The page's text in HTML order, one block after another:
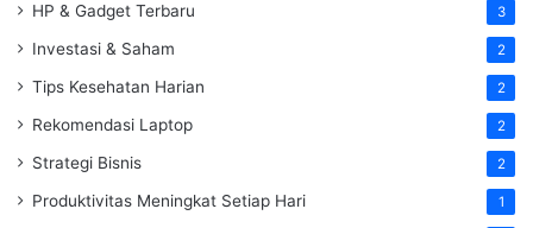
HP & Gadget Terbaru 3
Investasi & Saham 2
Tips Kesehatan Harian 2
Rekomendasi Laptop 2
Strategi Bisnis 2
Produktivitas Meningkat Setiap Hari 1